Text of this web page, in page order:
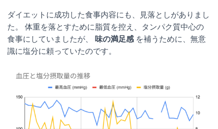
ダイエットに成功した食事内容にも、見落としがありまし
た。 体重を落とすために脂質を控え、タンパク質中心の
食事にしていましたが、
味の満足感 を補うために、無意
識に塩分に頼っていたのです。